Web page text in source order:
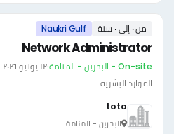
من ٠ إلى ٠ سنة Naukri Gulf
Network Administrator
On-site - البحرين - المنامة ·١٢ يونيو ٢٠٢٦
الموارد البشرية
toto
البحرين - المنامة